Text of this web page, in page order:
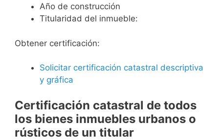
Año de construcción
Titularidad del inmueble:
Obtener certificación:
Solicitar certificación catastral descriptiva
y gráfica
Certificación catastral de todos
los bienes inmuebles urbanos o
rústicos de un titular